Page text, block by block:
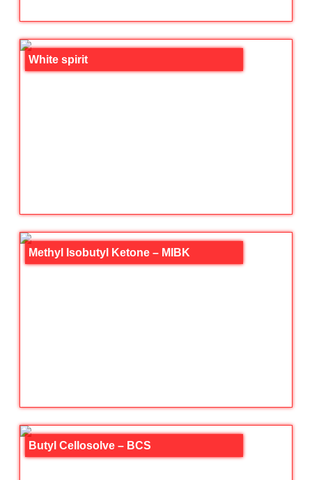
White spirit
Methyl Isobutyl Ketone – MIBK
Butyl Cellosolve – BCS